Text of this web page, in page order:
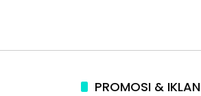
PROMOSI & IKLAN